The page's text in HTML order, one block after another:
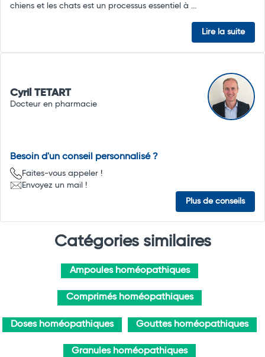
chiens et les chats est un processus essentiel à ...
Lire la suite
Cyril TETART
Docteur en pharmacie
Besoin d'un conseil personnalisé ?
Faites-vous appeler !
Envoyez un mail !
Plus de conseils
Catégories similaires
Ampoules homéopathiques
Comprimés homéopathiques
Doses homéopathiques Gouttes homéopathiques
Granules homéopathiques